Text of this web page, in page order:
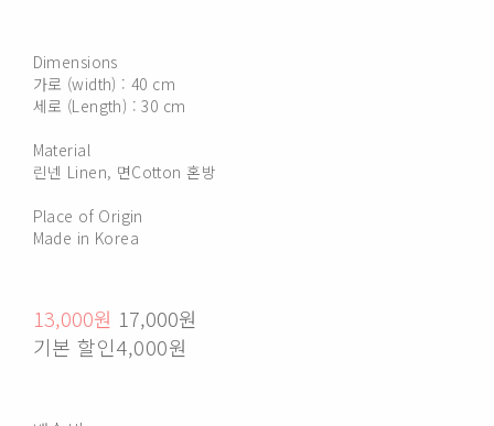
Dimensions
가로 (width) : 40 cm
세로 (Length) : 30 cm
Material
린넨 Linen, 면Cotton 혼방
Place of Origin
Made in Korea
13,000원 17,000원
기본 할인4,000원